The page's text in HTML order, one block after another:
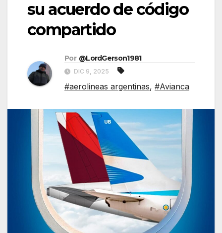
su acuerdo de código
compartido
Por @LordGerson1981
DIC 9, 2025
#aerolineas argentinas, #Avianca